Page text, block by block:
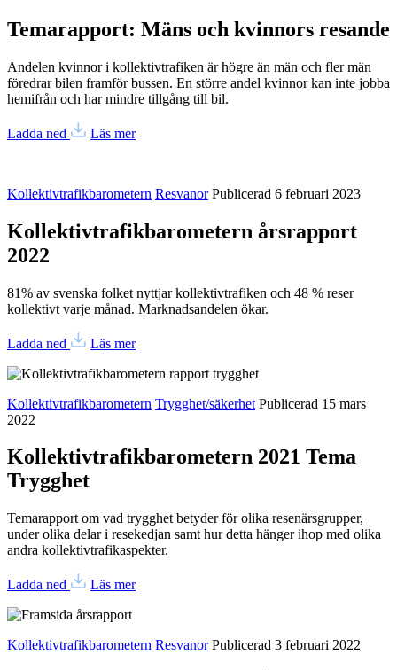
Temarapport: Mäns och kvinnors resande
Andelen kvinnor i kollektivtrafiken är högre än män och fler män
föredrar bilen framför bussen. En större andel kvinnor kan inte jobba
hemifrån och har mindre tillgång till bil.
Ladda ned Läs mer
Kollektivtrafikbarometern Resvanor Publicerad 6 februari 2023
Kollektivtrafikbarometern årsrapport
2022
81% av svenska folket nyttjar kollektivtrafiken och 48 % reser
kollektivt varje månad. Marknadsandelen ökar.
Ladda ned Läs mer
Kollektivtrafikbarometern Trygghet/säkerhet Publicerad 15 mars
2022
Kollektivtrafikbarometern 2021 Tema
Trygghet
Temarapport om vad trygghet betyder för olika resenärsgrupper,
under olika delar i resekedjan samt hur detta hänger ihop med olika
andra kollektivtrafikaspekter.
Ladda ned Läs mer
Kollektivtrafikbarometern Resvanor Publicerad 3 februari 2022